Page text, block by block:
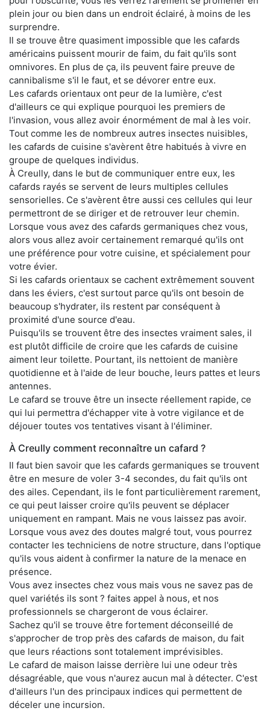
plein jour ou bien dans un endroit éclairé, à moins de les
surprendre.
Il se trouve être quasiment impossible que les cafards
américains puissent mourir de faim, du fait qu'ils sont
omnivores. En plus de ça, ils peuvent faire preuve de
cannibalisme s'il le faut, et se dévorer entre eux.
Les cafards orientaux ont peur de la lumière, c'est
d'ailleurs ce qui explique pourquoi les premiers de
l'invasion, vous allez avoir énormément de mal à les voir.
Tout comme les de nombreux autres insectes nuisibles,
les cafards de cuisine s'avèrent être habitués à vivre en
groupe de quelques individus.
À Creully, dans le but de communiquer entre eux, les
cafards rayés se servent de leurs multiples cellules
sensorielles. Ce s'avèrent être aussi ces cellules qui leur
permettront de se diriger et de retrouver leur chemin.
Lorsque vous avez des cafards germaniques chez vous,
alors vous allez avoir certainement remarqué qu'ils ont
une préférence pour votre cuisine, et spécialement pour
votre évier.
Si les cafards orientaux se cachent extrêmement souvent
dans les éviers, c'est surtout parce qu'ils ont besoin de
beaucoup s'hydrater, ils restent par conséquent à
proximité d'une source d'eau.
Puisqu'ils se trouvent être des insectes vraiment sales, il
est plutôt difficile de croire que les cafards de cuisine
aiment leur toilette. Pourtant, ils nettoient de manière
quotidienne et à l'aide de leur bouche, leurs pattes et leurs
antennes.
Le cafard se trouve être un insecte réellement rapide, ce
qui lui permettra d'échapper vite à votre vigilance et de
déjouer toutes vos tentatives visant à l'éliminer.
À Creully comment reconnaître un cafard ?
Il faut bien savoir que les cafards germaniques se trouvent
être en mesure de voler 3-4 secondes, du fait qu'ils ont
des ailes. Cependant, ils le font particulièrement rarement,
ce qui peut laisser croire qu'ils peuvent se déplacer
uniquement en rampant. Mais ne vous laissez pas avoir.
Lorsque vous avez des doutes malgré tout, vous pourrez
contacter les techniciens de notre structure, dans l'optique
qu'ils vous aident à confirmer la nature de la menace en
présence.
Vous avez insectes chez vous mais vous ne savez pas de
quel variétés ils sont ? faites appel à nous, et nos
professionnels se chargeront de vous éclairer.
Sachez qu'il se trouve être fortement déconseillé de
s'approcher de trop près des cafards de maison, du fait
que leurs réactions sont totalement imprévisibles.
Le cafard de maison laisse derrière lui une odeur très
désagréable, que vous n'aurez aucun mal à détecter. C'est
d'ailleurs l'un des principaux indices qui permettent de
déceler une incursion.